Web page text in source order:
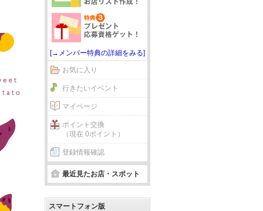
[→メンバー特典の詳細をみる]
お気に入り
行きたいイベント
マイページ
ポイント交換
（現在 0ポイント）
登録情報確認
最近見たお店・スポット
スマートフォン版